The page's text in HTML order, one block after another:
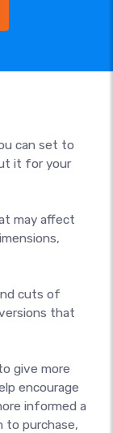
can set to
it for your
may affect
cuts of
that
give more
encourage
informed a
to purchase,